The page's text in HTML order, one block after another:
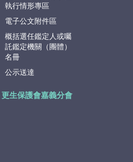
執行情形專區
電子公文附件區
概括選任鑑定人或囑
託鑑定機關（團體）
名冊
公示送達
更生保護會嘉義分會